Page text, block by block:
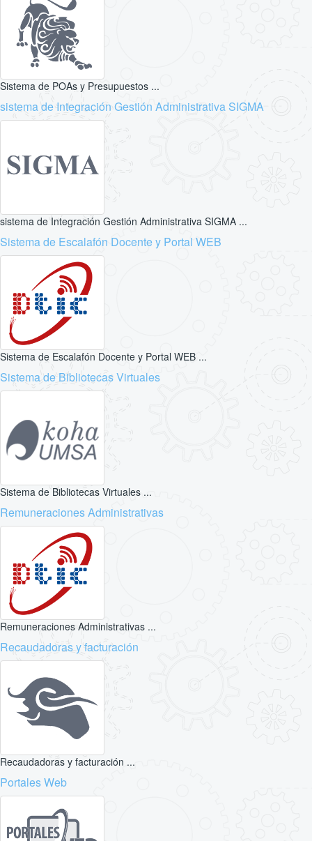
Sistema de POAs y Presupuestos ...
sistema de Integración Gestión Administrativa SIGMA
sistema de Integración Gestión Administrativa SIGMA ...
Sistema de Escalafón Docente y Portal WEB
Sistema de Escalafón Docente y Portal WEB ...
Sistema de Bibliotecas Virtuales
Sistema de Bibliotecas Virtuales ...
Remuneraciones Administrativas
Remuneraciones Administrativas ...
Recaudadoras y facturación
Recaudadoras y facturación ...
Portales Web